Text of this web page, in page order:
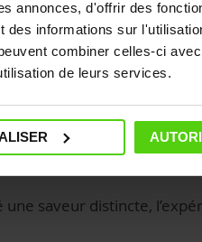
annonces, d'offrir des
informations sur
combiner celles-ci
de leurs services.
seulement de la
saveur distincte,